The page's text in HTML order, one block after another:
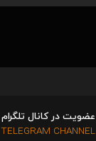
عضویت در کانال تلگرام
TELEGRAM CHANNEL